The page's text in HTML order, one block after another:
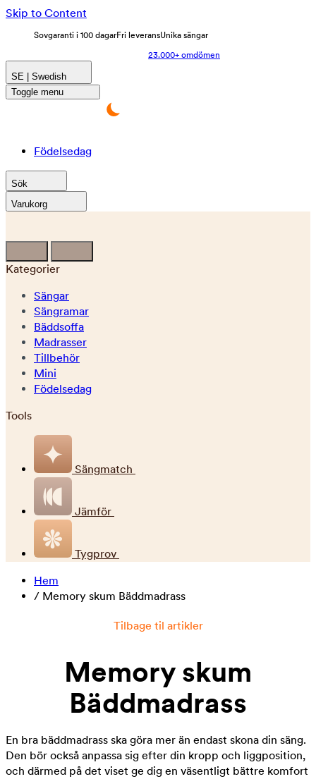
Skip to Content
Sovgaranti i 100 dagarFri leveransUnika sängar
23.000+ omdömen
SE | Swedish
Toggle menu
Födelsedag
Sök
Varukorg
Kategorier
Sängar
Sängramar
Bäddsoffa
Madrasser
Tillbehör
Mini
Födelsedag
Tools
Sängmatch
Jämför
Tygprov
Hem
/ Memory skum Bäddmadrass
Tilbage til artikler
Memory skum
Bäddmadrass
En bra bäddmadrass ska göra mer än endast skona din säng.
Den bör också anpassa sig efter din kropp och liggposition,
och därmed på det viset ge dig en väsentligt bättre komfort